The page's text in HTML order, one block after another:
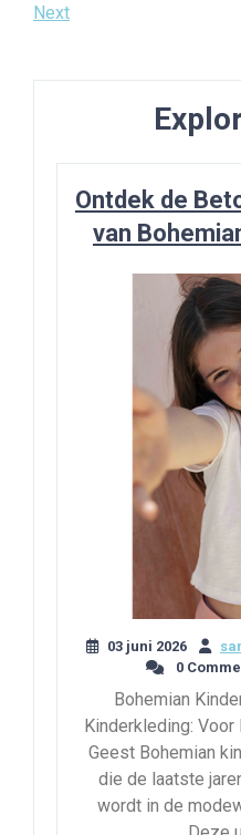
navigatie
Post
Next
Next
Ontdek de
van
03 juni 2026
0
Bohemian
Kinderkleding:
Geest Bohemian
die de laatste
wordt in de